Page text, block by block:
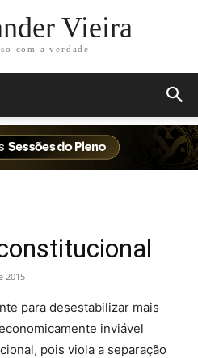
Vieira
com a verdade
2015
para desestabilizar mais
inviável
pois viola a separação